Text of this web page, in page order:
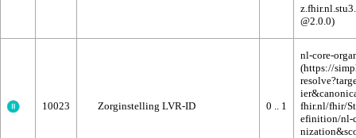
10023 Zorginstelling LVR-ID 0 .. 1
nl-core-